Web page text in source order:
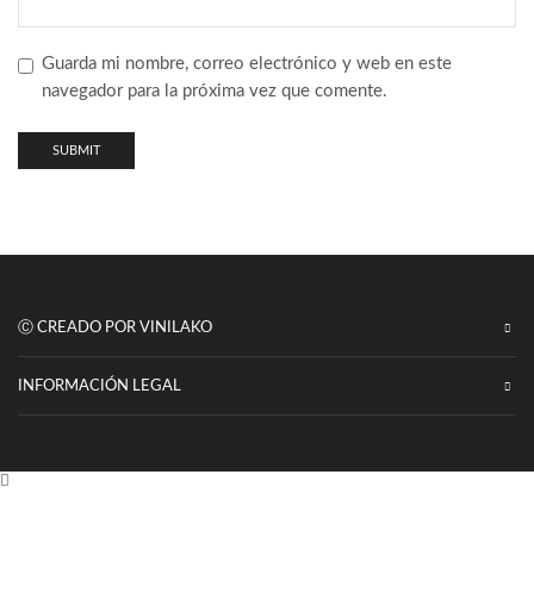
Guarda mi nombre, correo electrónico y web en este
navegador para la próxima vez que comente.
Ⓒ CREADO POR VINILAKO
INFORMACIÓN LEGAL